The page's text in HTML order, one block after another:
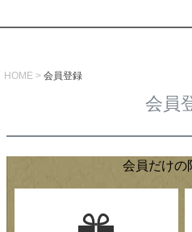
HOME 会員登録
会員
会員だけの